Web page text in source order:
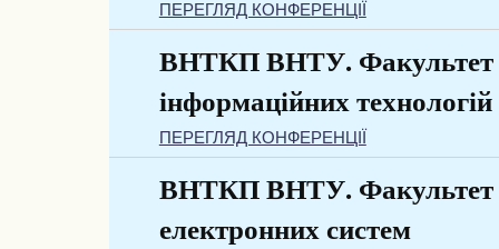
ПЕРЕГЛЯД КОНФЕРЕНЦІЇ
ВНТКП ВНТУ. Факультет
інформаційних технологій
ПЕРЕГЛЯД КОНФЕРЕНЦІЇ
ВНТКП ВНТУ. Факультет
електронних систем